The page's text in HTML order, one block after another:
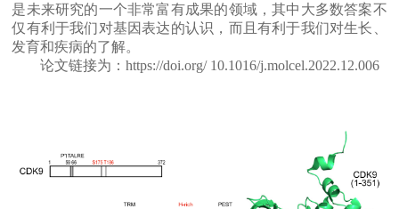
是未来研究的一个非常富有成果的领域，其中大多数答案不
仅有利于我们对基因表达的认识，而且有利于我们对生长、
发育和疾病的了解。
论文链接为：https://doi.org/ 10.1016/j.molcel.2022.12.006